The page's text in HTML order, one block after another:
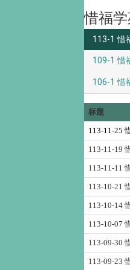
惜福
113-1 惜
109-1 惜
106-1 惜
标题
113-11-25
113-11-19
113-11-11
113-10-21
113-10-14
113-10-07
113-09-30
113-09-23